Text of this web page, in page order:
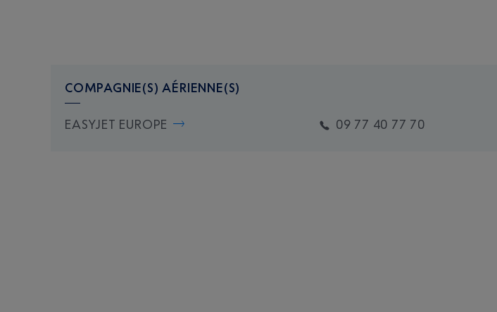
COMPAGNIE(S) AÉRIENNE(S)
EASYJET EUROPE 09 77 40 77 70